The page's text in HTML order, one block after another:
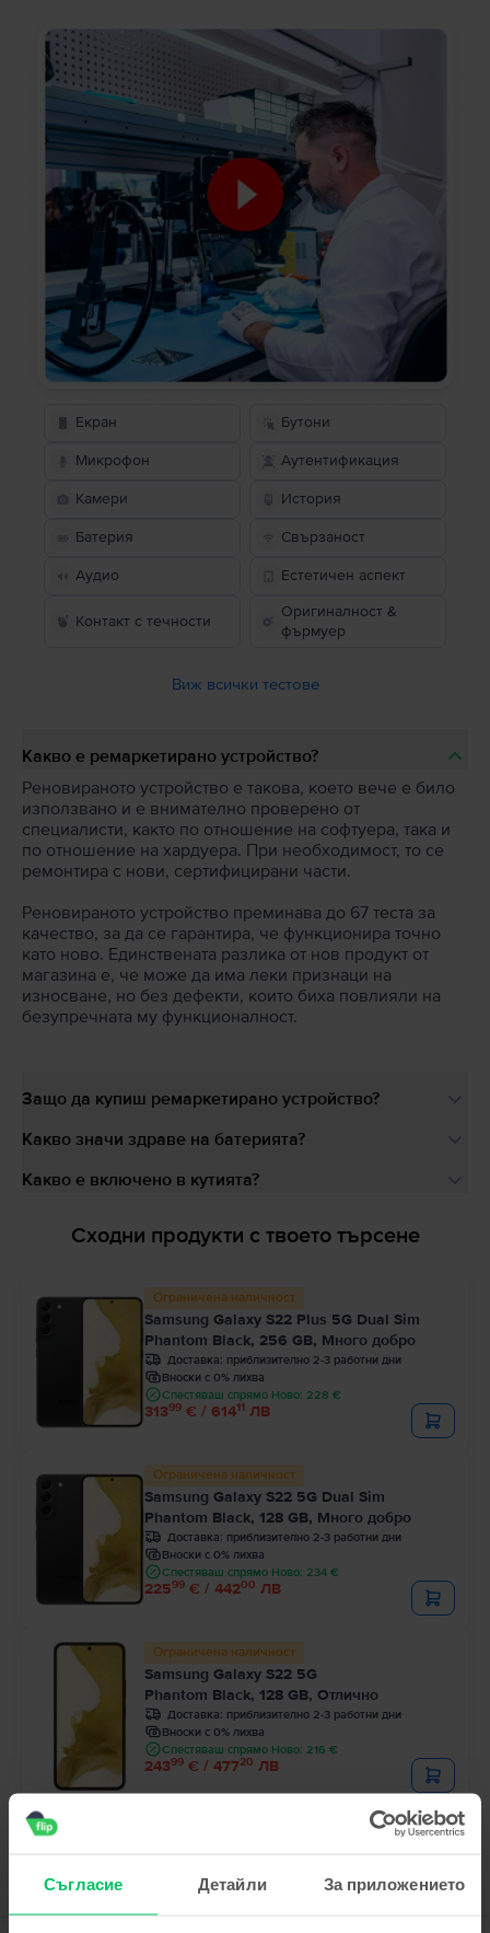
Съгласие Детайли За приложението
Екран Бутони
Микрофон Аутентификация
Камери История
Батерия Свързаност
Аудио Естетичен аспект
Контакт с течности
Оригиналност &
фърмуер
Виж всички тестове
Какво е ремаркетирано устройство?
Реновираното устройство е такова, което вече е било
използвано и е внимателно проверено от
специалисти, както по отношение на софтуера, така и
по отношение на хардуера. При необходимост, то се
ремонтира с нови, сертифицирани части.
Реновираното устройство преминава до 67 теста за
качество, за да се гарантира, че функционира точно
като ново. Единствената разлика от нов продукт от
магазина е, че може да има леки признаци на
износване, но без дефекти, които биха повлияли на
безупречната му функционалност.
Защо да купиш ремаркетирано устройство?
Какво значи здраве на батерията?
Какво е включено в кутията?
Сходни продукти с твоето търсене
Ограничена наличност
Samsung Galaxy S22 Plus 5G Dual Sim
Phantom Black, 256 GB, Много добро
Доставка: приблизително 2-3 работни дни
Вноски с 0% лихва
Спестяваш спрямо Ново: 228 €
31399 € / 61411 ЛВ
Ограничена наличност
Samsung Galaxy S22 5G Dual Sim
Phantom Black, 128 GB, Много добро
Доставка: приблизително 2-3 работни дни
Вноски с 0% лихва
Спестяваш спрямо Ново: 234 €
22599 € / 44200 ЛВ
Ограничена наличност
Samsung Galaxy S22 5G
Phantom Black, 128 GB, Отлично
Доставка: приблизително 2-3 работни дни
Вноски с 0% лихва
Спестяваш спрямо Ново: 216 €
24399 € / 47720 ЛВ